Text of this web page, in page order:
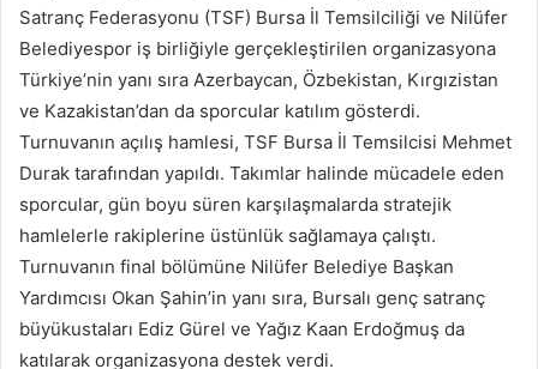
Satranç Federasyonu (TSF) Bursa İl Temsilciliği ve Nilüfer
Belediyespor iş birliğiyle gerçekleştirilen organizasyona
Türkiye’nin yanı sıra Azerbaycan, Özbekistan, Kırgızistan
ve Kazakistan’dan da sporcular katılım gösterdi.
Turnuvanın açılış hamlesi, TSF Bursa İl Temsilcisi Mehmet
Durak tarafından yapıldı. Takımlar halinde mücadele eden
sporcular, gün boyu süren karşılaşmalarda stratejik
hamlelerle rakiplerine üstünlük sağlamaya çalıştı.
Turnuvanın final bölümüne Nilüfer Belediye Başkan
Yardımcısı Okan Şahin’in yanı sıra, Bursalı genç satranç
büyükustaları Ediz Gürel ve Yağız Kaan Erdoğmuş da
katılarak organizasyona destek verdi.